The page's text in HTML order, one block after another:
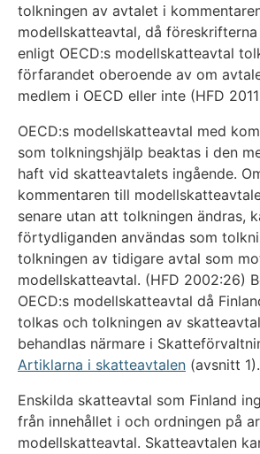
tolkningen av avtalet i
modellskatteavtal, då
enligt OECD:s modellskatteavtal
förfarandet oberoende av om
medlem i OECD eller inte (HFD
OECD:s modellskatteavtal med
som tolkningshjälp beaktas i den
haft vid skatteavtalets ingående.
kommentaren till
senare utan att tolkningen ändras,
förtydliganden användas som
tolkningen av tidigare avtal som
modellskatteavtal. (HFD 2002:26)
OECD:s modellskatteavtal då
tolkas och tolkningen av
behandlas närmare i
Artiklarna i skatteavtalen (avsnitt 1).
Enskilda skatteavtal som Finland
från innehållet i och ordningen på
modellskatteavtal. Skatteavtalen